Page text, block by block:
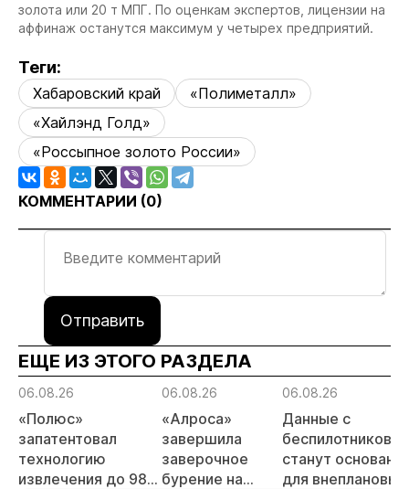
золота или 20 т МПГ. По оценкам экспертов, лицензии на
аффинаж останутся максимум у четырех предприятий.
Теги:
Хабаровский край
«Полиметалл»
«Хайлэнд Голд»
«Россыпное золото России»
КОММЕНТАРИИ (0)
Отправить
ЕЩЕ ИЗ ЭТОГО РАЗДЕЛА
06.08.26
«Полюс»
запатентовал
технологию
извлечения до 98%
06.08.26
«Алроса»
завершила
заверочное
бурение на
06.08.26
Данные с
беспилотников
станут
для внеплановых